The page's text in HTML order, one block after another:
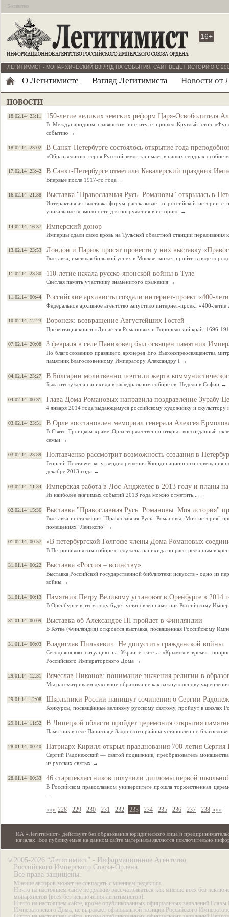
Бесплатно
16+
ЛЕГИТИМИСТ - МОНАРХИЧЕСКИЙ ВЗГЛЯД НА СОБЫТИЯ. САЙТ ВЕДЁТ ИСТОРИЮ С
О Легитимисте Взгляд Легитимиста Новости от
18.02.14 23:11 150-летие великих земских реформ Царя-Освободителя
В Международном славянском институте прошел Круглый стол
событию →
18.02.14 23:02 В Санкт-Петербурге состоялось открытие года
«Образ великого героя Русской земли занимает в наших сердцах особое
17.02.14 23:42 В Санкт-Петербурге отметили Кавалерский праздник
Впервые после 1917-го года →
16.02.14 21:38 Выставка "Православная Русь. Романовы" открылась в
Интерактивная выставка-форум рассказывает о российской истории
уникальные возможности для погружения в историю. →
14.02.14 16:37 Имперский донор
Имперцы сдали свою кровь на Тульской областной станции переливания
13.02.14 23:53 Лондон и Париж просят провести у них выставку
Выставка, имевшая большой успех в Москве, может пройти в ряде
11.02.14 23:30 110-летие начала русско-японской войны в Туле
Светлая память участнику знаменитого сражения →
11.02.14 00:44 Российские архивисты создали интернет-проект «400-
Федеральное архивное агентство запустило интернет-проект «400-
10.02.14 12:23 Воронеж: возвращение Августейших Гостей
Презентация книги «Династия Романовых и Воронежский край. 1696-
07.02.14 20:08 3 февраля в селе Паниковец был освящен памятник
По благословению правящего архиерея Его Высокопреосвященства
памятник Благословенному Императору Александру I →
04.02.14 23:27 В Болгарии молитвенно почтили жертв
Была отслужена панихида в кафедральном соборе св. Недели в Софии →
04.02.14 00:31 Глава Дома Романовых направила поздравление Зурабу
4 января 2014 года выдающемуся российскому художнику и скульптору
03.02.14 23:51 В Орле восстановлен мемориал генерала Алексея
В Свято-Троицком храме Орла торжественно открыт воссозданный
семьи →
03.02.14 23:39 Полтавченко рассмотрит возможность создания в
Георгий Полтавченко утвердил решения Координационного совещания
декабре 2013 года →
03.02.14 11:34 Имперская работа в Лос-Анджелес в 2013 году и планы
Из наиболее значимых событий 2013 года можно отметить... →
02.02.14 15:36 Выставка "Православная Русь. Романовы. Моя история"
Выставка-инсталляция "Православная Русь. Романовы. Моя история"
помещениях "Ленэкспо" →
01.02.14 00:57 «В петербургской Голгофе члены Дома Романовых
В Петропавловском соборе отслужена панихида по расстрелянным в
31.01.14 00:22 Выставка «Россия – воинству»
Выставка Российской государственной библиотеки искусств - одно из
войны →
31.01.14 00:13 Памятник Петру Великому установят в Оренбурге в 2014
В Оренбурге в этом году будет установлен памятник Российскому
31.01.14 00:09 Выставка об Александре III пройдет в Финляндии
В Котке (Финляндия) откроется выставка, посвященная Российскому
31.01.14 00:03 Владислав Пилькевич. Не допустить гражданской войны.
Сегодняшнюю ситуацию на Украине газета «Крымское время»
Российского Императорского Дома →
29.01.14 12:31 Вячеслав Никонов: понимание значения религии в
Мы рассматриваем духовное образование как важную основу
29.01.14 12:08 Школьники России напишут сочинения о Сергии
Конкурсы, посвящённые великому русскому святому, пройдут в школах
29.01.14 11:52 В Липецкой области пройдет церемония открытия
Памятник в селе Паниковце Задонского района установлен по
28.01.14 00:40 Патриарх Кирилл открыл празднования 700-летия Сергия
Сергий Радонежский — святой подвижник, преобразователь
из русских святых →
28.01.14 00:33 46 старшеклассников получили дипломы первой
В Российском православном университете прошла торжественная
→
««« 228 229 230 231 232 233 234 235 236 237 238 »»»
ИА «Легитимист» действует без образования юридического лица и
началах. Все публикуемые на данном сайте материалы являются исключительно
© 2005-2026 “Легитимист” - Информационное Агентство
Российского Имперского Союза-Ордена.
Все права защищены.
Мнение авторов может не совпадать с мнением редакции.
Ничто на настоящем сайте не должно рассматриваться как мнение всех без
монархистов (всех без исключения легитимистов).
Ничто на настоящем сайте, кроме опубликованных официальных заявлений Главы
Императорского Дома, не выражает официальной позиции Российского